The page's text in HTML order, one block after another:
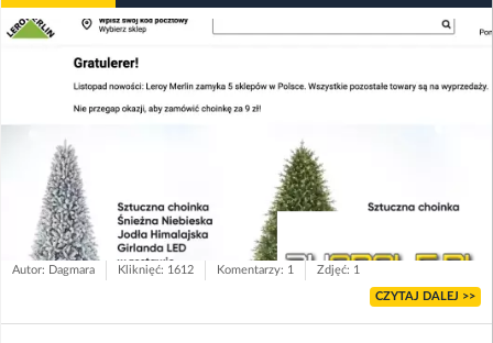
Autor: Dagmara Kliknięć: 1612 Komentarzy: 1 Zdjęć: 1
CZYTAJ DALEJ >>